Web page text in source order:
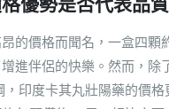
的價格而聞名，一盒四
進伴侶的快樂。然而，
印度卡其丸壯陽藥的價